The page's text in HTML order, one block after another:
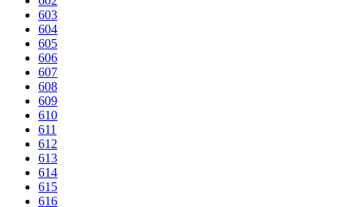
603
604
605
606
607
608
609
610
611
612
613
614
615
616